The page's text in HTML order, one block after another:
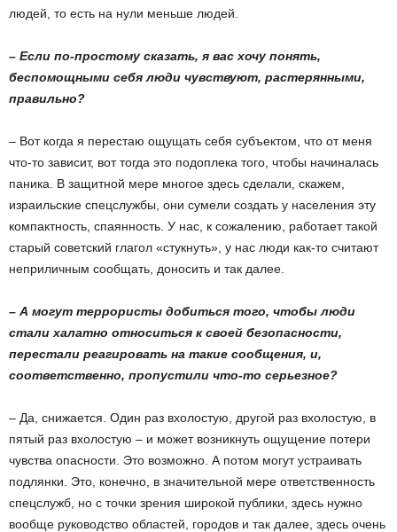
людей, то есть на нули меньше людей.
– Если по-простому сказать, я вас хочу понять,
беспомощными себя люди чувствуют, растерянными,
правильно?
– Вот когда я перестаю ощущать себя субъектом, что от меня
что-то зависит, вот тогда это подоплека того, чтобы начиналась
паника. В защитной мере многое здесь сделали, скажем,
израильские спецслужбы, они сумели создать у населения эту
компактность, спаянность. У нас, к сожалению, работает такой
старый советский глагол «стукнуть», у нас люди как-то считают
неприличным сообщать, доносить и так далее.
– А могут террористы добиться того, чтобы люди
стали халатно относиться к своей безопасности,
перестали реагировать на такие сообщения, и,
соответственно, пропустили что-то серьезное?
– Да, снижается. Один раз вхолостую, другой раз вхолостую, в
пятый раз вхолостую – и может возникнуть ощущение потери
чувства опасности. Это возможно. А потом могут устраивать
подлянки. Это, конечно, в значительной мере ответственность
спецслужб, но с точки зрения широкой публики, здесь нужно
вообще руководство областей, городов и так далее, здесь очень